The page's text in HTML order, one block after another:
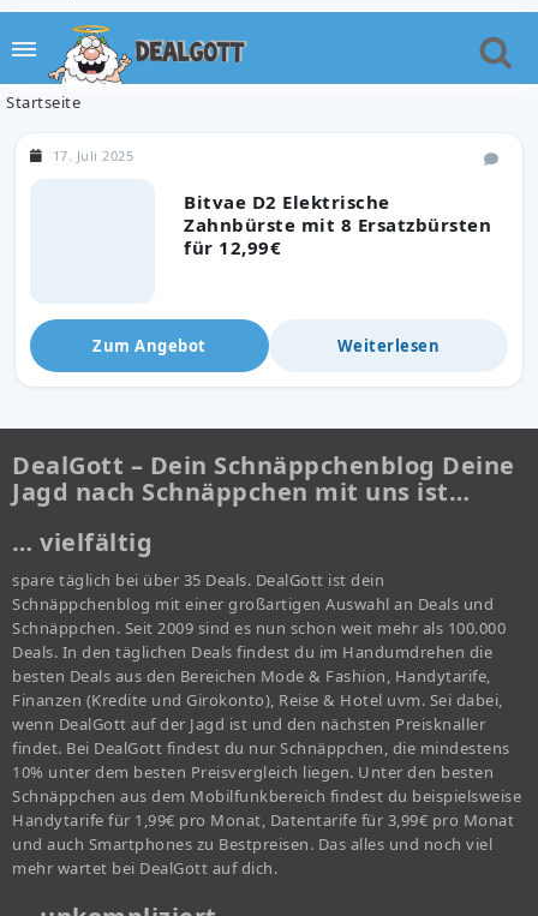
Startseite
Bitvae D2 Elektrische
Zahnbürste mit 8 Ersatzbürsten
für 12,99€
17. Juli 2025
Zum Angebot Weiterlesen
DealGott – Dein Schnäppchenblog Deine
Jagd nach Schnäppchen mit uns ist…
… vielfältig
spare täglich bei über 35 Deals. DealGott ist dein
Schnäppchenblog mit einer großartigen Auswahl an Deals und
Schnäppchen. Seit 2009 sind es nun schon weit mehr als 100.000
Deals. In den täglichen Deals findest du im Handumdrehen die
besten Deals aus den Bereichen Mode & Fashion, Handytarife,
Finanzen (Kredite und Girokonto), Reise & Hotel uvm. Sei dabei,
wenn DealGott auf der Jagd ist und den nächsten Preisknaller
findet. Bei DealGott findest du nur Schnäppchen, die mindestens
10% unter dem besten Preisvergleich liegen. Unter den besten
Schnäppchen aus dem Mobilfunkbereich findest du beispielsweise
Handytarife für 1,99€ pro Monat, Datentarife für 3,99€ pro Monat
und auch Smartphones zu Bestpreisen. Das alles und noch viel
mehr wartet bei DealGott auf dich.